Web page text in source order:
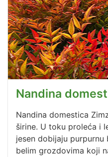
Nandina
Nandina domestica
širine. U toku proleća i
jesen dobijaju
belim grozdovima koji